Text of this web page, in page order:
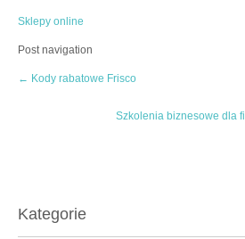
Sklepy online
Post navigation
← Kody rabatowe Frisco
Szkolenia biznesowe dla
Kategorie